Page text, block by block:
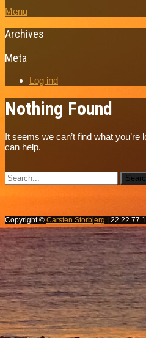
Menu
Archives
Meta
Log ind
Nothing Found
It seems we can’t find what
can help.
Copyright © Carsten Storbjerg | 22 22 77